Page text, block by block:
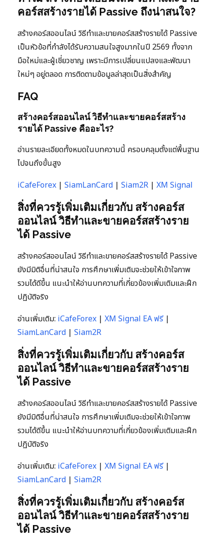
คอร์สสร้างรายได้ Passive ถึงน่าสนใจ?
สร้างคอร์สออนไลน์ วิธีทำและขายคอร์สสร้างรายได้ Passive
เป็นหัวข้อที่กำลังได้รับความสนใจสูงมากในปี 2569 ทั้งจาก
มือใหม่และผู้เชี่ยวชาญ เพราะมีการเปลี่ยนแปลงและพัฒนา
ใหม่ๆ อยู่ตลอด การติดตามข้อมูลล่าสุดเป็นสิ่งสำคัญ
FAQ
สร้างคอร์สออนไลน์ วิธีทำและขายคอร์สสร้าง
รายได้ Passive คืออะไร?
อ่านรายละเอียดทั้งหมดในบทความนี้ ครอบคลุมตั้งแต่พื้นฐาน
ไปจนถึงขั้นสูง
iCafeForex | SiamLanCard | Siam2R | XM Signal
สิ่งที่ควรรู้เพิ่มเติมเกี่ยวกับ สร้างคอร์ส
ออนไลน์ วิธีทำและขายคอร์สสร้างราย
ได้ Passive
สร้างคอร์สออนไลน์ วิธีทำและขายคอร์สสร้างรายได้ Passive
ยังมีมิติอื่นที่น่าสนใจ การศึกษาเพิ่มเติมจะช่วยให้เข้าใจภาพ
รวมได้ดีขึ้น แนะนำให้อ่านบทความที่เกี่ยวข้องเพิ่มเติมและฝึก
ปฏิบัติจริง
อ่านเพิ่มเติม: iCafeForex | XM Signal EA ฟรี|
SiamLanCard | Siam2R
สิ่งที่ควรรู้เพิ่มเติมเกี่ยวกับ สร้างคอร์ส
ออนไลน์ วิธีทำและขายคอร์สสร้างราย
ได้ Passive
สร้างคอร์สออนไลน์ วิธีทำและขายคอร์สสร้างรายได้ Passive
ยังมีมิติอื่นที่น่าสนใจ การศึกษาเพิ่มเติมจะช่วยให้เข้าใจภาพ
รวมได้ดีขึ้น แนะนำให้อ่านบทความที่เกี่ยวข้องเพิ่มเติมและฝึก
ปฏิบัติจริง
อ่านเพิ่มเติม: iCafeForex | XM Signal EA ฟรี|
SiamLanCard | Siam2R
สิ่งที่ควรรู้เพิ่มเติมเกี่ยวกับ สร้างคอร์ส
ออนไลน์ วิธีทำและขายคอร์สสร้างราย
ได้ Passive